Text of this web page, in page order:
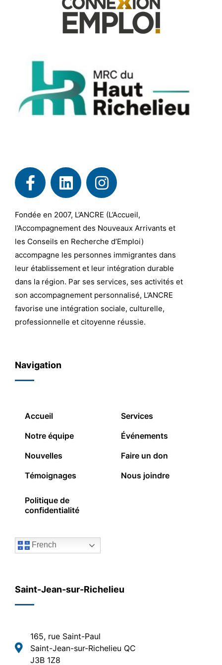
Fondée en 2007, L’ANCRE (L’Accueil,
l’Accompagnement des Nouveaux Arrivants et
les Conseils en Recherche d’Emploi)
accompagne les personnes immigrantes dans
leur établissement et leur intégration durable
dans la région. Par ses services, ses activités et
son accompagnement personnalisé, L’ANCRE
favorise une intégration sociale, culturelle,
professionnelle et citoyenne réussie.
Navigation
Accueil
Notre équipe
Nouvelles
Témoignages
Services
Événements
Faire un don
Nous joindre
Politique de
confidentialité
French
Saint-Jean-sur-Richelieu
165, rue Saint-Paul
Saint-Jean-sur-Richelieu QC
J3B 1Z8